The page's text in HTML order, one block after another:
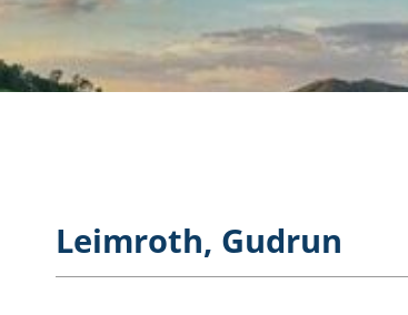
Leimroth, Gudrun